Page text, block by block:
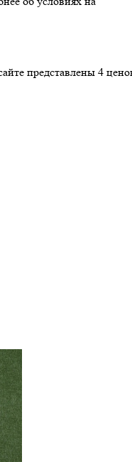
представлены 4